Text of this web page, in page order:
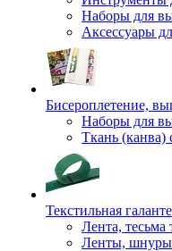
Наборы для
Аксессуары
Бисероплетение,
Наборы для
Ткань (канва)
Текстильная
Лента, тесьма
Ленты, шнуры